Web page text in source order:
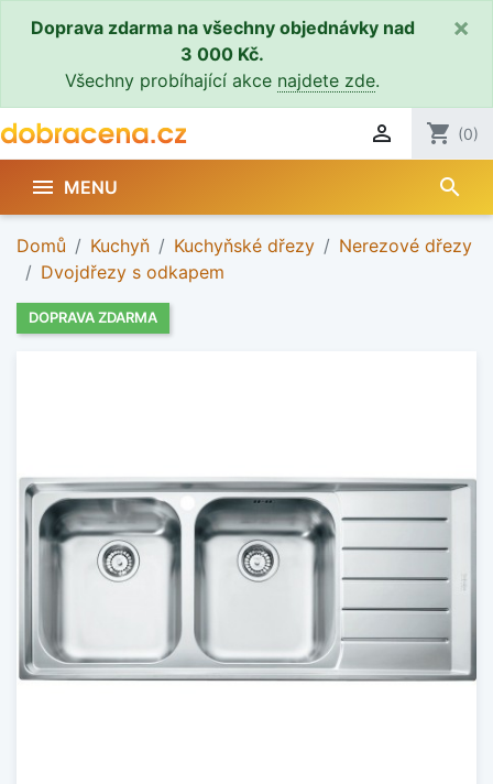
Doprava zdarma na všechny objednávky nad
3 000 Kč.
Všechny probíhající akce najdete zde.
×
 shopping_cart (0)
 MENU search
Domů Kuchyň Kuchyňské dřezy
Nerezové dřezy
Dvojdřezy s odkapem
DOPRAVA ZDARMA